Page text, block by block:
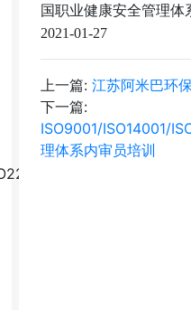
国职业健康安全管理体
2021-01-27
上一篇:江苏阿米巴环
下一篇:
ISO9001/ISO14001/
理体系内审员培训